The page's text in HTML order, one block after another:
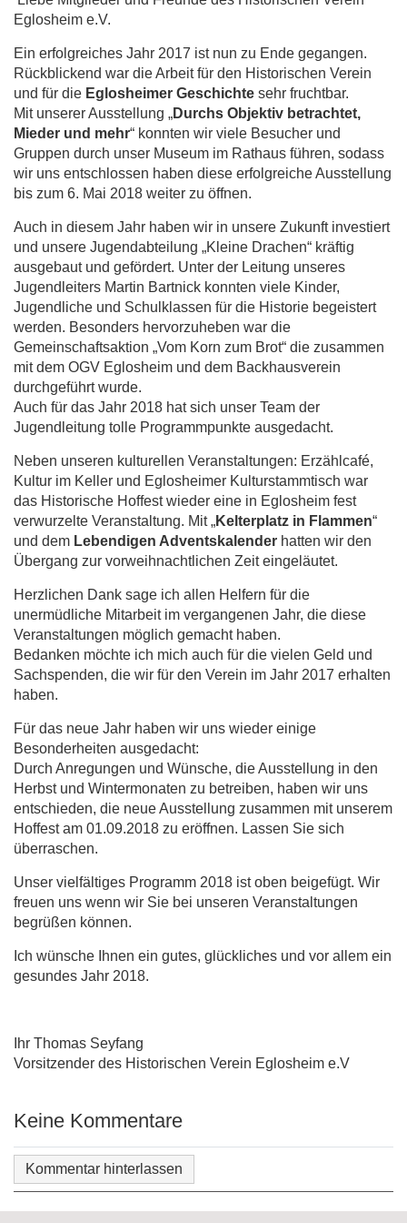
Eglosheim e.V.
Ein erfolgreiches Jahr 2017 ist nun zu Ende gegangen.
Rückblickend war die Arbeit für den Historischen Verein
und für die Eglosheimer Geschichte sehr fruchtbar.
Mit unserer Ausstellung „Durchs Objektiv betrachtet,
Mieder und mehr“ konnten wir viele Besucher und
Gruppen durch unser Museum im Rathaus führen, sodass
wir uns entschlossen haben diese erfolgreiche Ausstellung
bis zum 6. Mai 2018 weiter zu öffnen.
Auch in diesem Jahr haben wir in unsere Zukunft investiert
und unsere Jugendabteilung „Kleine Drachen“ kräftig
ausgebaut und gefördert. Unter der Leitung unseres
Jugendleiters Martin Bartnick konnten viele Kinder,
Jugendliche und Schulklassen für die Historie begeistert
werden. Besonders hervorzuheben war die
Gemeinschaftsaktion „Vom Korn zum Brot“ die zusammen
mit dem OGV Eglosheim und dem Backhausverein
durchgeführt wurde.
Auch für das Jahr 2018 hat sich unser Team der
Jugendleitung tolle Programmpunkte ausgedacht.
Neben unseren kulturellen Veranstaltungen: Erzählcafé,
Kultur im Keller und Eglosheimer Kulturstammtisch war
das Historische Hoffest wieder eine in Eglosheim fest
verwurzelte Veranstaltung. Mit „Kelterplatz in Flammen“
und dem Lebendigen Adventskalender hatten wir den
Übergang zur vorweihnachtlichen Zeit eingeläutet.
Herzlichen Dank sage ich allen Helfern für die
unermüdliche Mitarbeit im vergangenen Jahr, die diese
Veranstaltungen möglich gemacht haben.
Bedanken möchte ich mich auch für die vielen Geld und
Sachspenden, die wir für den Verein im Jahr 2017 erhalten
haben.
Für das neue Jahr haben wir uns wieder einige
Besonderheiten ausgedacht:
Durch Anregungen und Wünsche, die Ausstellung in den
Herbst und Wintermonaten zu betreiben, haben wir uns
entschieden, die neue Ausstellung zusammen mit unserem
Hoffest am 01.09.2018 zu eröffnen. Lassen Sie sich
überraschen.
Unser vielfältiges Programm 2018 ist oben beigefügt. Wir
freuen uns wenn wir Sie bei unseren Veranstaltungen
begrüßen können.
Ich wünsche Ihnen ein gutes, glückliches und vor allem ein
gesundes Jahr 2018.
Ihr Thomas Seyfang
Vorsitzender des Historischen Verein Eglosheim e.V
Keine Kommentare
Kommentar hinterlassen